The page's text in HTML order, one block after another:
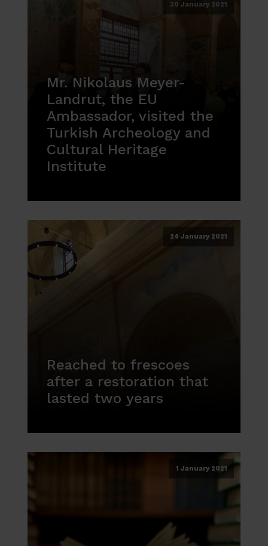
30 January 2021
Mr. Nikolaus Meyer-
Landrut, the EU
Ambassador, visited the
Turkish Archeology and
Cultural Heritage
Institute
24 January 2021
Reached to frescoes
after a restoration that
lasted two years
1 January 2021